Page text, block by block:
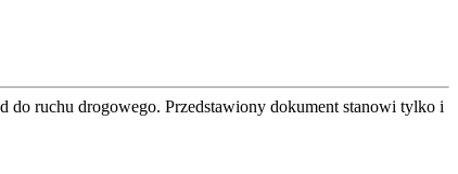
do ruchu drogowego. Przedstawiony dokument stanowi tylko i